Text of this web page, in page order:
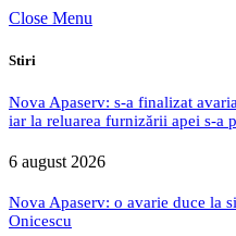
Close Menu
Stiri
Nova Apaserv: s-a finalizat
iar la reluarea furnizării apei s-a
6 august 2026
Nova Apaserv: o avarie duce la
Onicescu